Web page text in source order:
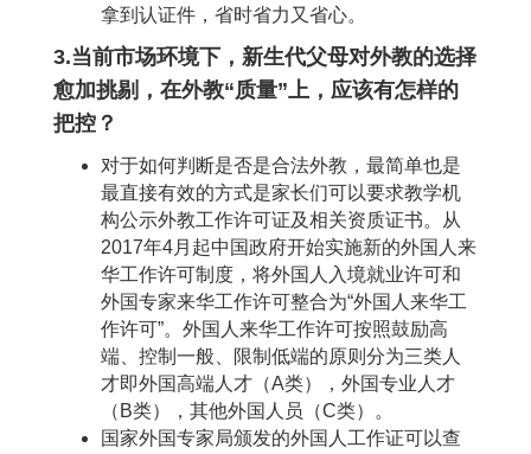
拿到认证件，省时省力又省心。
3.当前市场环境下，新生代父母对外教的选择
愈加挑剔，在外教“质量”上，应该有怎样的
把控？
对于如何判断是否是合法外教，最简单也是
最直接有效的方式是家长们可以要求教学机
构公示外教工作许可证及相关资质证书。从
2017年4月起中国政府开始实施新的外国人来
华工作许可制度，将外国人入境就业许可和
外国专家来华工作许可整合为“外国人来华工
作许可”。外国人来华工作许可按照鼓励高
端、控制一般、限制低端的原则分为三类人
才即外国高端人才（A类），外国专业人才
（B类），其他外国人员（C类）。
国家外国专家局颁发的外国人工作证可以查